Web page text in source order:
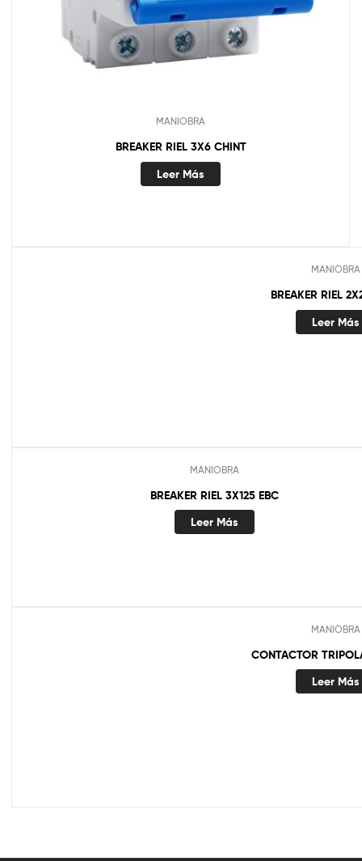
MANIOBRA
BREAKER RIEL 3X6 CHINT
Leer Más
MANIOBRA
BREAKER RIEL
Leer Más
MANIOBRA
BREAKER RIEL 3X125 EBC
Leer Más
MANIOBRA
CONTACTOR
Leer Más